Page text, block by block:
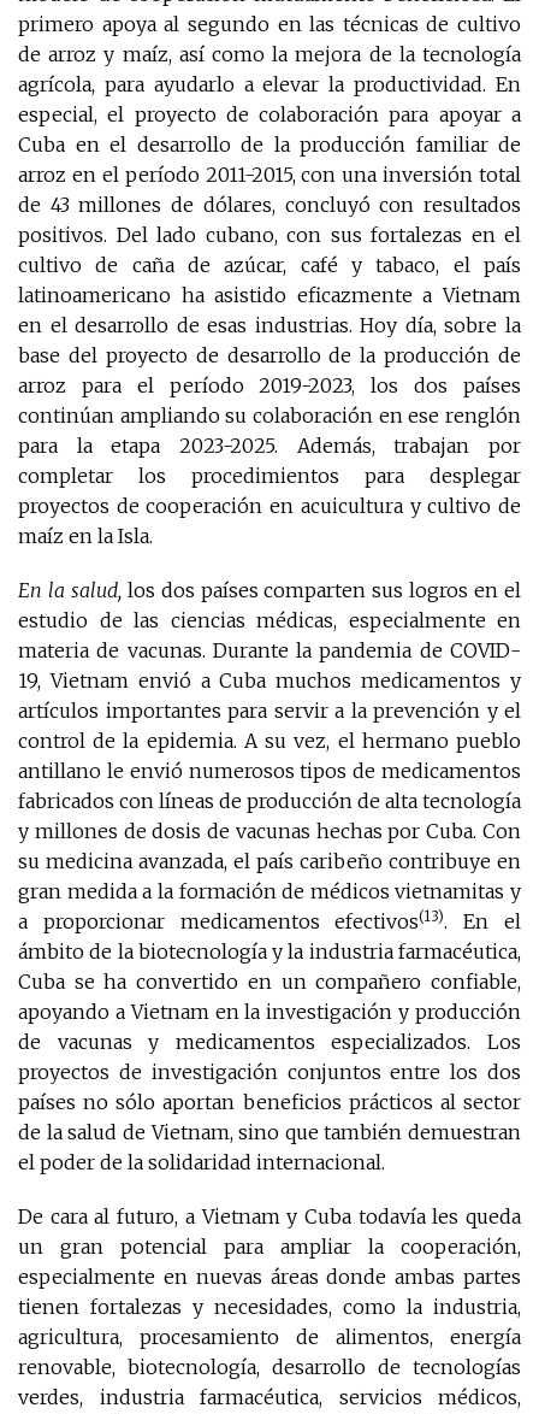
primero apoya al segundo en las técnicas de cultivo
de arroz y maíz, así como la mejora de la tecnología
agrícola, para ayudarlo a elevar la productividad. En
especial, el proyecto de colaboración para apoyar a
Cuba en el desarrollo de la producción familiar de
arroz en el período 2011-2015, con una inversión total
de 43 millones de dólares, concluyó con resultados
positivos. Del lado cubano, con sus fortalezas en el
cultivo de caña de azúcar, café y tabaco, el país
latinoamericano ha asistido eficazmente a Vietnam
en el desarrollo de esas industrias. Hoy día, sobre la
base del proyecto de desarrollo de la producción de
arroz para el período 2019-2023, los dos países
continúan ampliando su colaboración en ese renglón
para la etapa 2023-2025. Además, trabajan por
completar los procedimientos para desplegar
proyectos de cooperación en acuicultura y cultivo de
maíz en la Isla.
En la salud,los dos países comparten sus logros en el
estudio de las ciencias médicas, especialmente en
materia de vacunas. Durante la pandemia de COVID-
19, Vietnam envió a Cuba muchos medicamentos y
artículos importantes para servir a la prevención y el
control de la epidemia. A su vez, el hermano pueblo
antillano le envió numerosos tipos de medicamentos
fabricados con líneas de producción de alta tecnología
y millones de dosis de vacunas hechas por Cuba. Con
su medicina avanzada, el país caribeño contribuye en
gran medida a la formación de médicos vietnamitas y
a proporcionar medicamentos efectivos(13). En el
ámbito de la biotecnología y la industria farmacéutica,
Cuba se ha convertido en un compañero confiable,
apoyando a Vietnam en la investigación y producción
de vacunas y medicamentos especializados. Los
proyectos de investigación conjuntos entre los dos
países no sólo aportan beneficios prácticos al sector
de la salud de Vietnam, sino que también demuestran
el poder de la solidaridad internacional.
De cara al futuro, a Vietnam y Cuba todavía les queda
un gran potencial para ampliar la cooperación,
especialmente en nuevas áreas donde ambas partes
tienen fortalezas y necesidades, como la industria,
agricultura, procesamiento de alimentos, energía
renovable, biotecnología, desarrollo de tecnologías
verdes, industria farmacéutica, servicios médicos,